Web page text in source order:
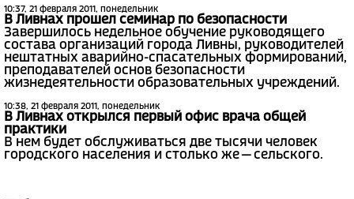
10:37, 21 февраля 2011, понедельник
В Ливнах прошел семинар по безопасности
Завершилось недельное обучение руководящего
состава организаций города Ливны, руководителей
нештатных аварийно-спасательных формирований,
преподавателей основ безопасности
жизнедеятельности образовательных учреждений.
10:38, 21 февраля 2011, понедельник
В Ливнах открылся первый офис врача общей
практики
В нем будет обслуживаться две тысячи человек
городского населения и столько же — сельского.